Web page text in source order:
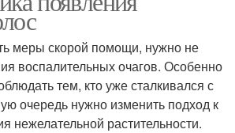
меры скорой помощи, нужно не
воспалительных очагов. Особенно
тем, кто уже сталкивался с
очередь нужно изменить подход к
нежелательной растительности.